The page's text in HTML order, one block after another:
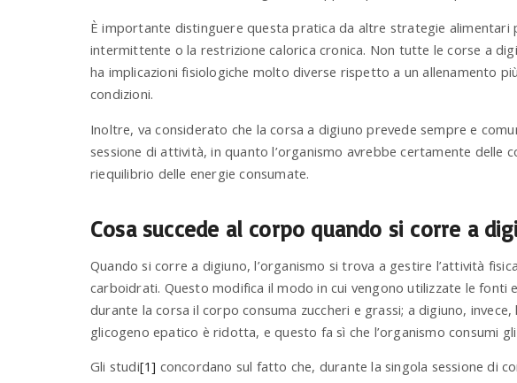
È importante distinguere questa pratica da altre strategie alimentari
intermittente o la restrizione calorica cronica. Non tutte le corse a
ha implicazioni fisiologiche molto diverse rispetto a un allenamento
condizioni.
Inoltre, va considerato che la corsa a digiuno prevede sempre e
sessione di attività, in quanto l’organismo avrebbe certamente delle
riequilibrio delle energie consumate.
Cosa succede al corpo quando si corre a
Quando si corre a digiuno, l’organismo si trova a gestire l’attività
carboidrati. Questo modifica il modo in cui vengono utilizzate le fonti
durante la corsa il corpo consuma zuccheri e grassi; a digiuno,
glicogeno epatico è ridotta, e questo fa sì che l’organismo consumi
Gli studi[1] concordano sul fatto che, durante la singola sessione di